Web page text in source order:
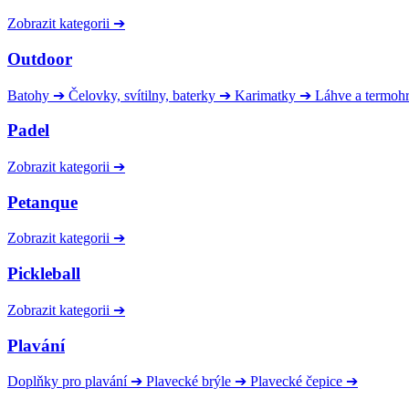
Zobrazit kategorii ➔
Outdoor
Batohy ➔ Čelovky, svítilny, baterky ➔ Karimatky ➔ Láhve a
Padel
Zobrazit kategorii ➔
Petanque
Zobrazit kategorii ➔
Pickleball
Zobrazit kategorii ➔
Plavání
Doplňky pro plavání ➔ Plavecké brýle ➔ Plavecké čepice ➔